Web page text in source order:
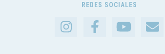
REDES SOCIALES